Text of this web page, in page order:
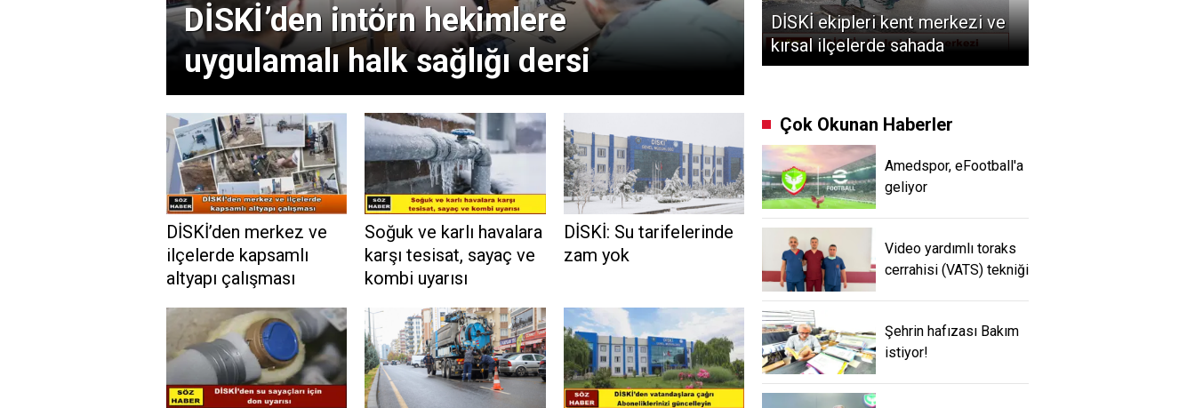
DİSKİ’den intörn hekimlere
uygulamalı halk sağlığı dersi
DİSKİ ekipleri kent merkezi ve
kırsal ilçelerde sahada
DİSKİ’den merkez ve
ilçelerde kapsamlı
altyapı çalışması
Soğuk ve karlı havalara
karşı tesisat, sayaç ve
kombi uyarısı
DİSKİ: Su tarifelerinde
zam yok
Çok Okunan Haberler
Amedspor, eFootball'a
geliyor
Video yardımlı toraks
cerrahisi (VATS) tekniği
Şehrin hafızası Bakım
istiyor!